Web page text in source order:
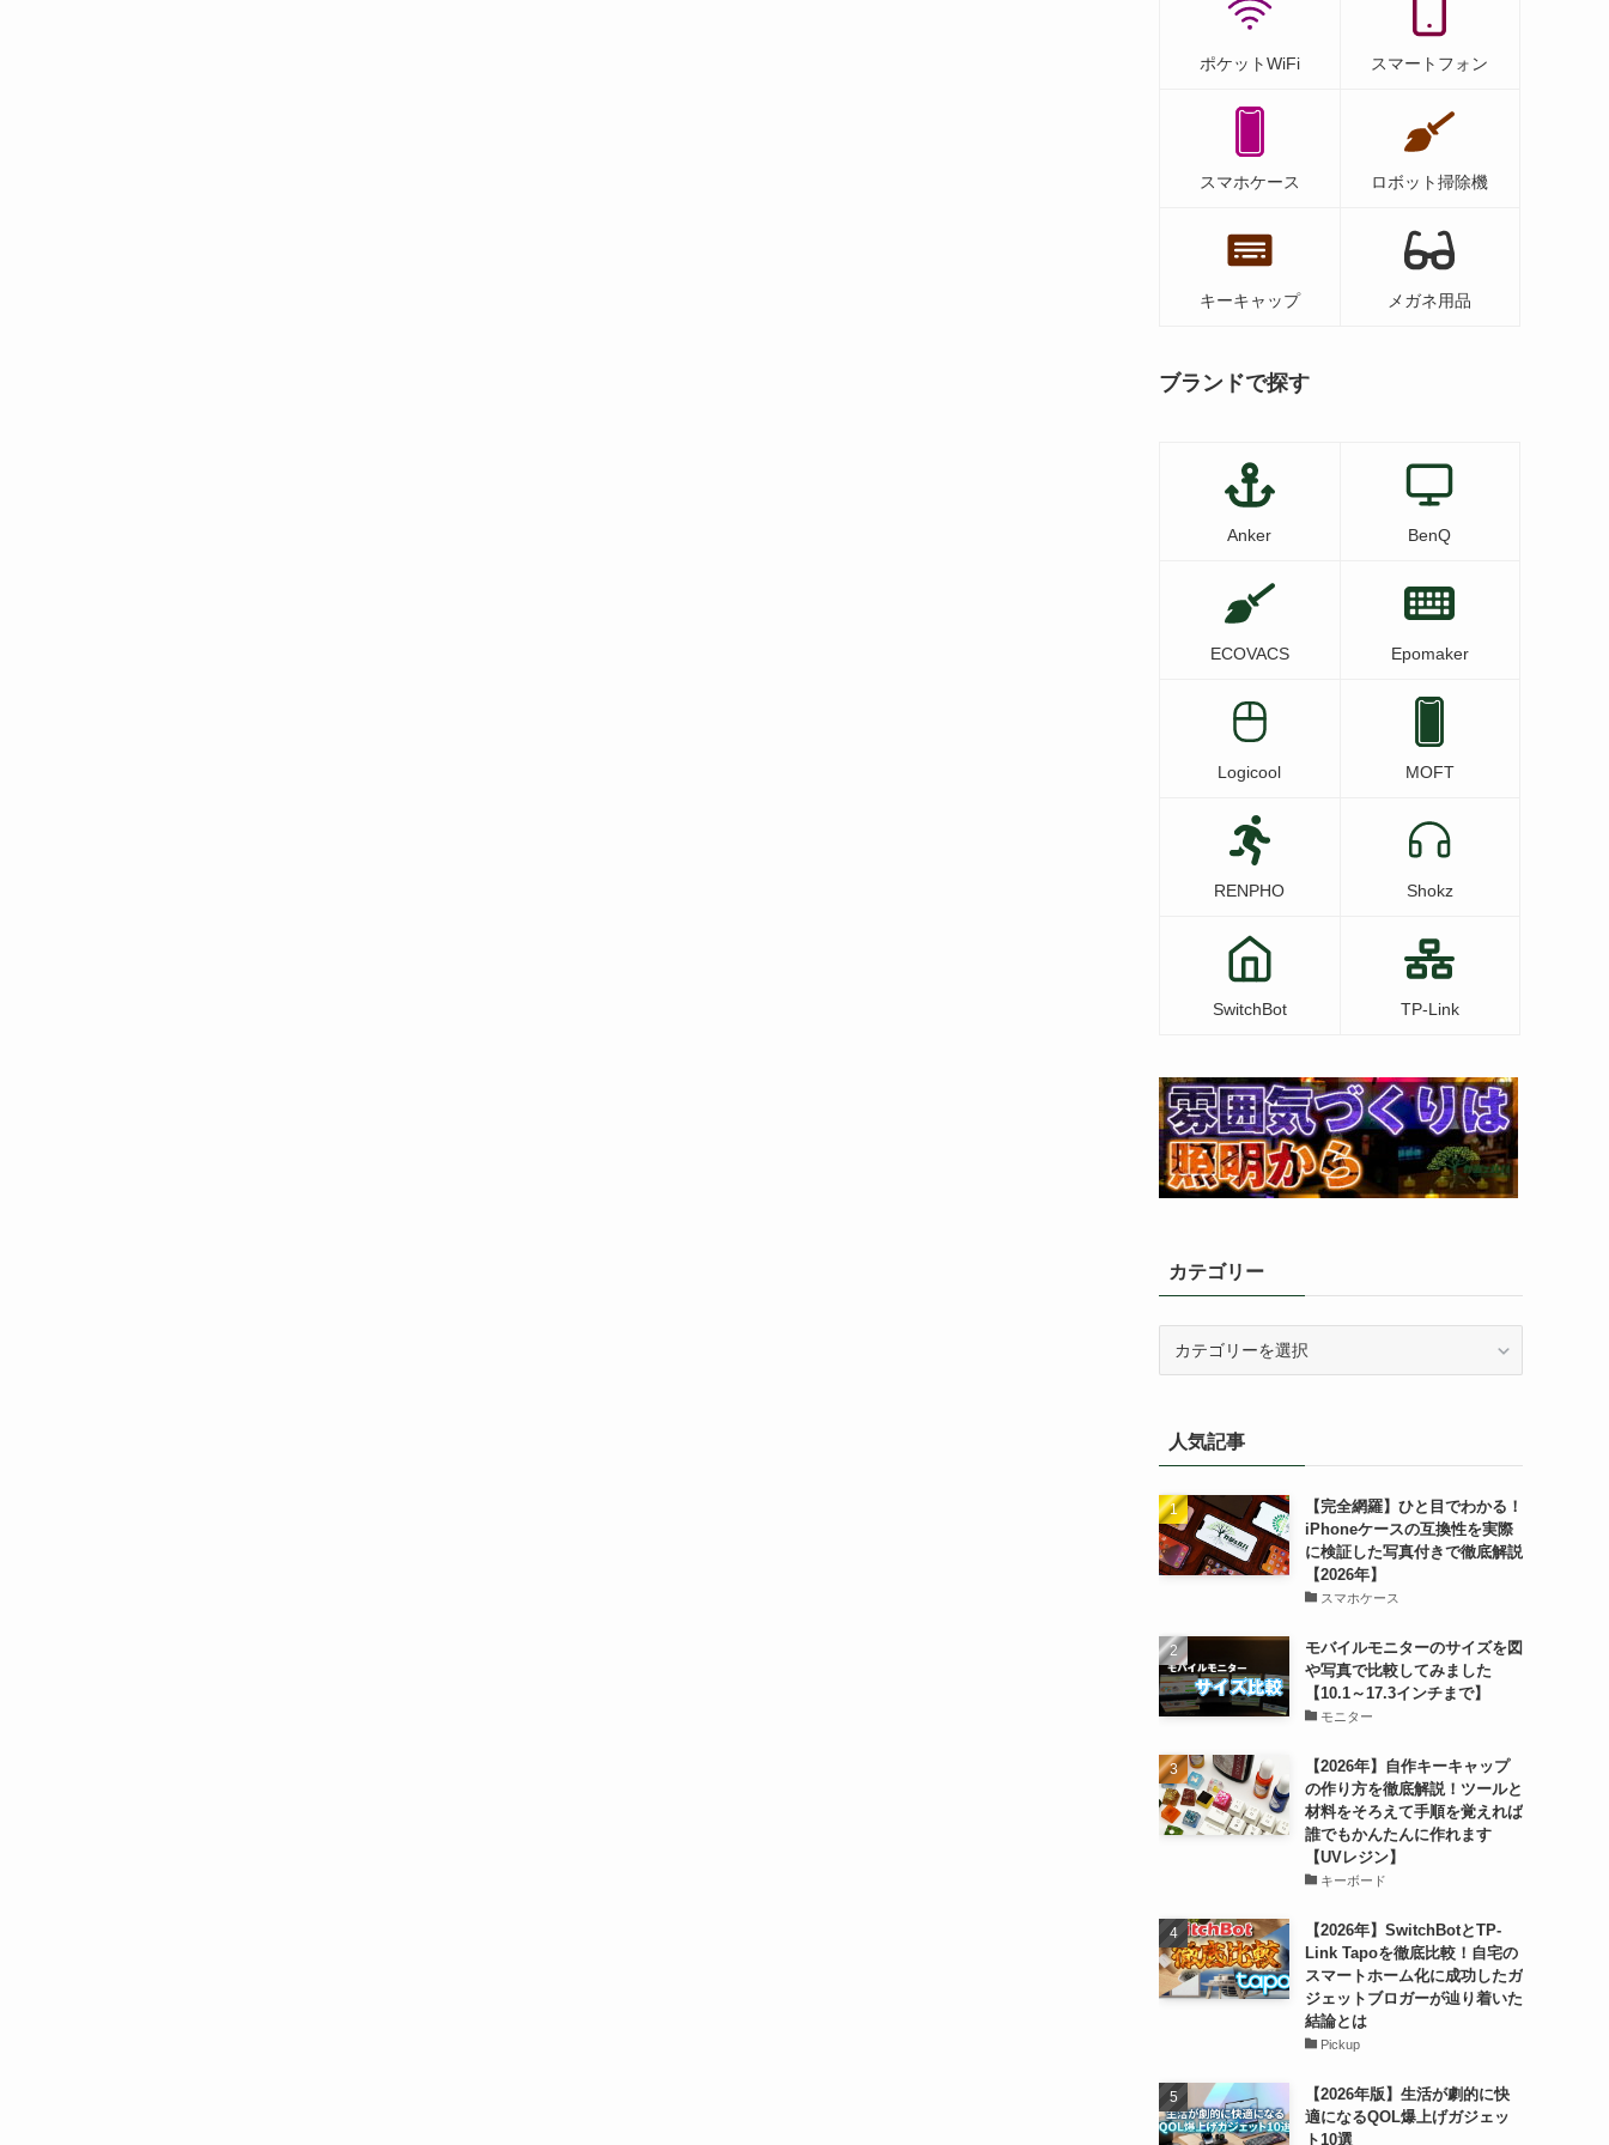
ポケットWiFi スマートフォン
スマホケース ロボット掃除機
キーキャップ メガネ用品
ブランドで探す
Anker BenQ
ECOVACS Epomaker
Logicool MOFT
RENPHO Shokz
SwitchBot TP-Link
カテゴリー
ー人気記事
【完全網羅】ひと目でわかる！
iPhoneケースの互換性を実際
に検証した写真付きで徹底解説
【2026年】
スマホケース
モバイルモニターのサイズを図
や写真で比較してみました
【10.1～17.3インチまで】
モニター
【2026年】自作キーキャップ
の作り方を徹底解説！ツールと
材料をそろえて手順を覚えれば
誰でもかんたんに作れます
【UVレジン】
キーボード
【2026年】SwitchBotとTP-
Link Tapoを徹底比較！自宅の
スマートホーム化に成功したガ
ジェットブロガーが辿り着いた
結論とは
Pickup
【2026年版】生活が劇的に快
適になるQOL爆上げガジェッ
ト10選